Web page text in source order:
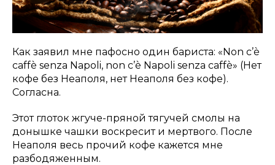
Как заявил мне пафосно один бариста: «Non c’è
caffè senza Napoli, non c’è Napoli senza caffè» (Нет
кофе без Неаполя, нет Неаполя без кофе).
Согласна.
Этот глоток жгуче-пряной тягучей смолы на
донышке чашки воскресит и мертвого. После
Неаполя весь прочий кофе кажется мне
разбодяженным.